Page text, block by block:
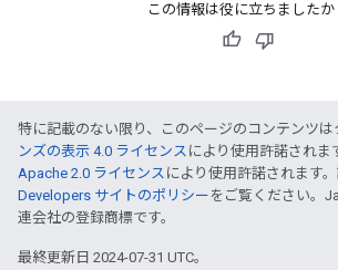
この情報は役に立ちましたか
特に記載のない限り、このページのコンテンツは
ンズの表示 4.0 ライセンス により使用許諾されま
Apache 2.0 ライセンス により使用許諾されます。
Developers サイトのポリシー をご覧ください。
連会社の登録商標です。
最終更新日 2024-07-31 UTC。